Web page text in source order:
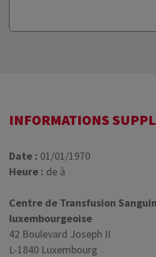
INFORMATIONS
Date : 01/01/1970
Heure : de à
Centre de Transfusion
luxembourgeoise
42 Boulevard Joseph II
L-1840 Luxembourg